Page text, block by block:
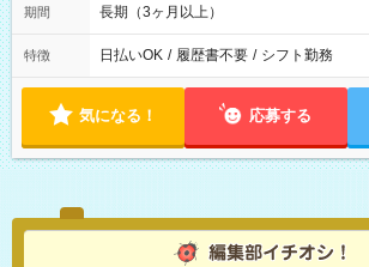
OK）年末年始：毎年11月に決定（基本は
受付可）夏季休暇（お盆）：暦通り（休
期間 長期（3ヶ月以上）
特徴 日払いOK / 履歴書不要 / シフト勤務
気になる！ 応募する